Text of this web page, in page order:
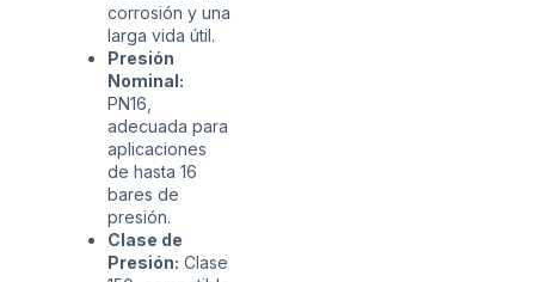
corrosión y una
larga vida útil.
Presión
Nominal:
PN16,
adecuada para
aplicaciones
de hasta 16
bares de
presión.
Clase de
Presión: Clase